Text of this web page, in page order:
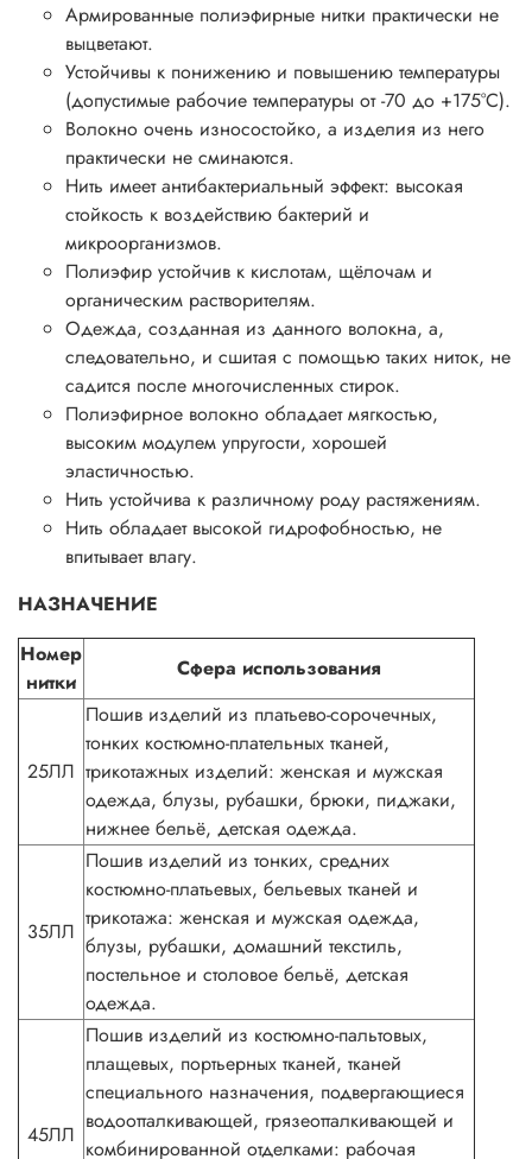
Армированные полиэфирные нитки практически не
выцветают.
Устойчивы к понижению и повышению температуры
(допустимые рабочие температуры от -70 до +175°С).
Волокно очень износостойко, а изделия из него
практически не сминаются.
Нить имеет антибактериальный эффект: высокая
стойкость к воздействию бактерий и
микроорганизмов.
Полиэфир устойчив к кислотам, щёлочам и
органическим растворителям.
Одежда, созданная из данного волокна, а,
следовательно, и сшитая с помощью таких ниток, не
садится после многочисленных стирок.
Полиэфирное волокно обладает мягкостью,
высоким модулем упругости, хорошей
эластичностью.
Нить устойчива к различному роду растяжениям.
Нить обладает высокой гидрофобностью, не
впитывает влагу.
НАЗНАЧЕНИЕ
Номер
нитки
Сфера использования
25ЛЛ
Пошив изделий из платьево-сорочечных,
тонких костюмно-плательных тканей,
трикотажных изделий: женская и мужская
одежда, блузы, рубашки, брюки, пиджаки,
нижнее бельё, детская одежда.
35ЛЛ
Пошив изделий из тонких, средних
костюмно-платьевых, бельевых тканей и
трикотажа: женская и мужская одежда,
блузы, рубашки, домашний текстиль,
постельное и столовое бельё, детская
одежда.
45ЛЛ
Пошив изделий из костюмно-пальтовых,
плащевых, портьерных тканей, тканей
специального назначения, подвергающиеся
водоотталкивающей, грязеотталкивающей и
комбинированной отделками: рабочая